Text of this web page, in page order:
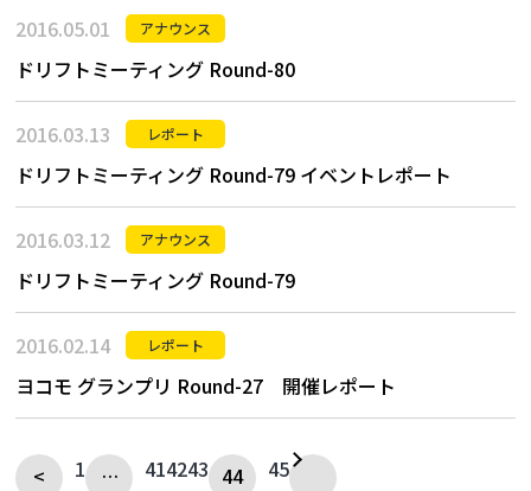
2016.05.01 アナウンス
ドリフトミーティング Round-80
2016.03.13 レポート
ドリフトミーティング Round-79 イベントレポート
2016.03.12 アナウンス
ドリフトミーティング Round-79
2016.02.14 レポート
ヨコモ グランプリ Round-27 開催レポート
< 1 … 414243 44 45